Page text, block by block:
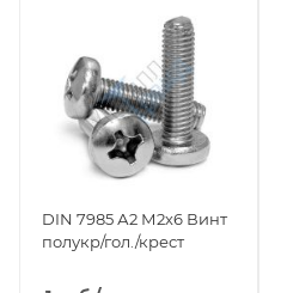
DIN 7985 А2 М2х6 Винт
полукр/гол./крест